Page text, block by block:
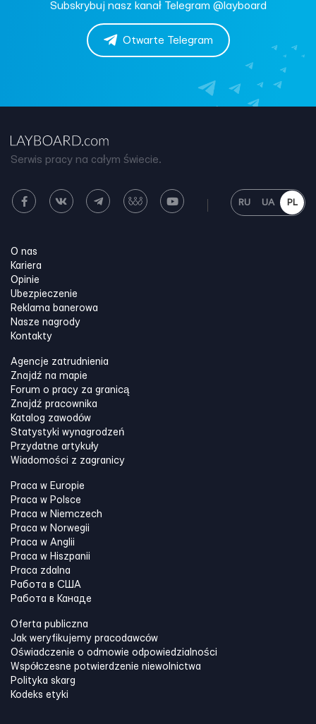
Subskrybuj nasz kanał Telegram @layboard
Otwarte Telegram
Serwis pracy na całym świecie.
RU UA PL
O nas
Kariera
Opinie
Ubezpieczenie
Reklama banerowa
Nasze nagrody
Kontakty
Agencje zatrudnienia
Znajdź na mapie
Forum o pracy za granicą
Znajdź pracownika
Katalog zawodów
Statystyki wynagrodzeń
Przydatne artykuły
Wiadomości z zagranicy
Praca w Europie
Praca w Polsce
Praca w Niemczech
Praca w Norwegii
Praca w Anglii
Praca w Hiszpanii
Praca zdalna
Работа в США
Работа в Канадe
Oferta publiczna
Jak weryfikujemy pracodawców
Oświadczenie o odmowie odpowiedzialności
Współczesne potwierdzenie niewolnictwa
Polityka skarg
Kodeks etyki